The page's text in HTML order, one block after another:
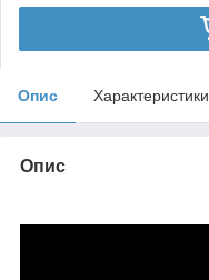
Опис Характеристики
Опис